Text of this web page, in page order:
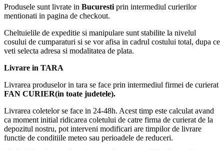
Produsele sunt livrate in Bucuresti prin intermediul curierilor
mentionati in pagina de checkout.
Cheltuielile de expeditie si manipulare sunt stabilite la nivelul
cosului de cumparaturi si se vor afisa in cadrul costului total, dupa ce
veti selecta adresa si modalitatea de plata.
Livrare in TARA
Livrarea produselor in tara se face prin intermediul firmei de curierat
FAN CURIER(in toate judetele).
Livrarea coletelor se face in 24-48h. Acest timp este calculat avand
ca moment initial ridicarea coletului de catre firma de curierat de la
depozitul nostru, pot interveni modificari are timpilor de livrare
functie de conditiile meteo sau perioadele de reduceri.